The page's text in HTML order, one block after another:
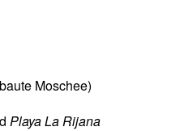
Moschee)
Playa La Rijana